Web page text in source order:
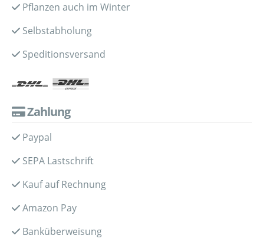
Pflanzen auch im Winter
Selbstabholung
Speditionsversand
Zahlung
Paypal
SEPA Lastschrift
Kauf auf Rechnung
Amazon Pay
Banküberweisung